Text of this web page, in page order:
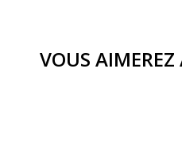
VOUS AIMEREZ